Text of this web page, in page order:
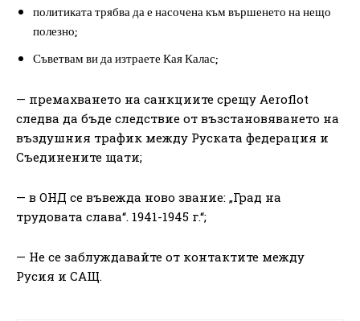
политиката трябва да е насочена към вършенето на нещо
полезно;
Съветвам ви да изтраете Кая Калас;
— премахването на санкциите срещу Aeroflot
следва да бъде следствие от възстановяването на
въздушния трафик между Руската федерация и
Съединените щати;
— в ОНД се въвежда ново звание: „Град на
трудовата слава“. 1941-1945 г.“;
— Не се заблуждавайте от контактите между
Русия и САЩ.